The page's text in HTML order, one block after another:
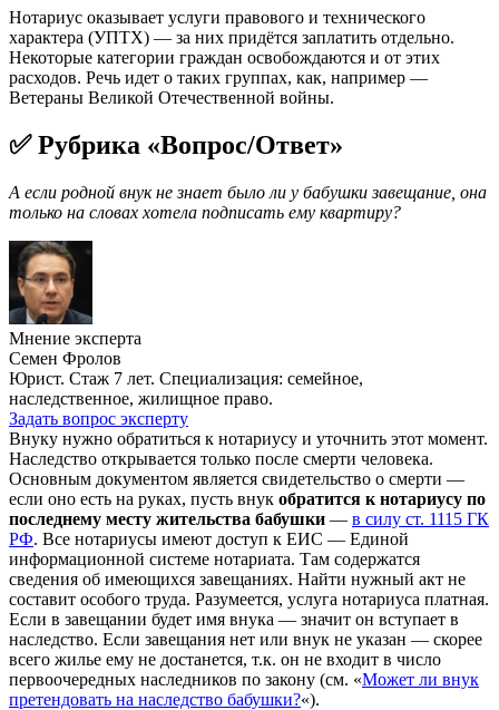
Нотариус оказывает услуги правового и технического
характера (УПТХ) — за них придётся заплатить отдельно.
Некоторые категории граждан освобождаются и от этих
расходов. Речь идет о таких группах, как, например —
Ветераны Великой Отечественной войны.
✅ Рубрика «Вопрос/Ответ»
А если родной внук не знает было ли у бабушки завещание, она
только на словах хотела подписать ему квартиру?
Мнение эксперта
Семен Фролов
Юрист. Стаж 7 лет. Специализация: семейное,
наследственное, жилищное право.
Задать вопрос эксперту
Внуку нужно обратиться к нотариусу и уточнить этот момент.
Наследство открывается только после смерти человека.
Основным документом является свидетельство о смерти —
если оно есть на руках, пусть внук обратится к нотариусу по
последнему месту жительства бабушки — в силу ст. 1115 ГК
РФ. Все нотариусы имеют доступ к ЕИС — Единой
информационной системе нотариата. Там содержатся
сведения об имеющихся завещаниях. Найти нужный акт не
составит особого труда. Разумеется, услуга нотариуса платная.
Если в завещании будет имя внука — значит он вступает в
наследство. Если завещания нет или внук не указан — скорее
всего жилье ему не достанется, т.к. он не входит в число
первоочередных наследников по закону (см. «Может ли внук
претендовать на наследство бабушки?«).